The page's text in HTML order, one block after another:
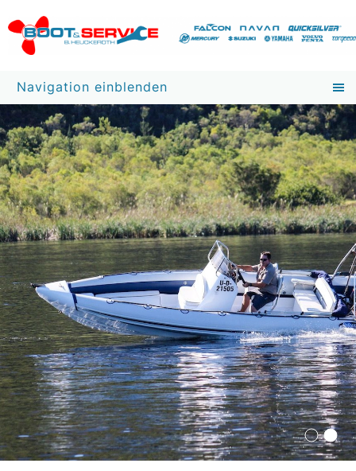
Navigation einblenden